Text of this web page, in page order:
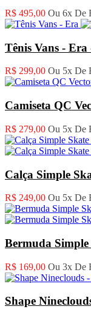
R$ 495,00 Ou 6x De
Tênis Vans - Era
R$ 299,00 Ou 5x De
Camiseta QC
R$ 279,00 Ou 5x De
Calça Simple
R$ 249,00 Ou 5x De
Bermuda
R$ 169,00 Ou 3x De
Shape